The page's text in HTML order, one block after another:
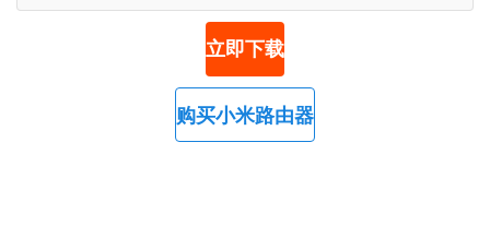
立即下载
购买小米路由器